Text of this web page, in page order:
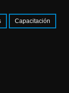
Capacitación